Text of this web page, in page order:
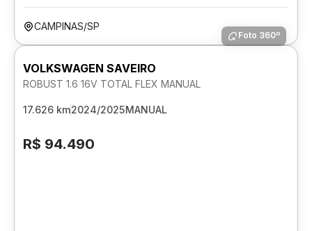
CAMPINAS/SP
Foto 360º
VOLKSWAGEN SAVEIRO
ROBUST 1.6 16V TOTAL FLEX MANUAL
17.626 km2024/2025MANUAL
R$ 94.490